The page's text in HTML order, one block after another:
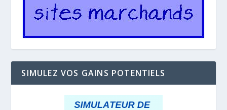
SIMULEZ VOS GAINS POTENTIELS